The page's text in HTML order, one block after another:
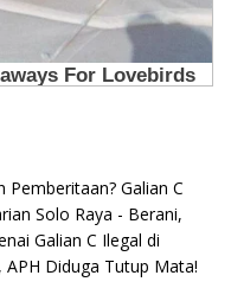
Galian C
Solo Raya - Berani,
Galian C Ilegal di
Diduga Tutup Mata!